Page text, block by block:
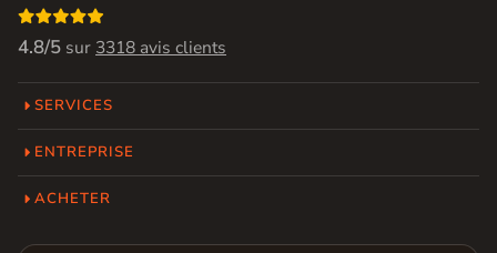

4.8/5 sur 3318 avis clients
SERVICES
ENTREPRISE
ACHETER